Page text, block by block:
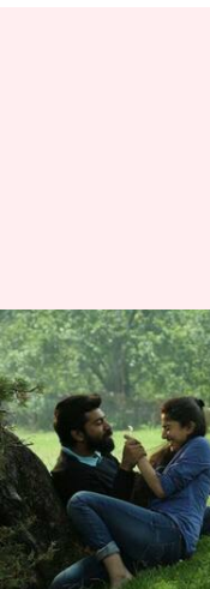
மீண்டும்
ப்ரேமம்
பல்லவி
எழுதியவர்